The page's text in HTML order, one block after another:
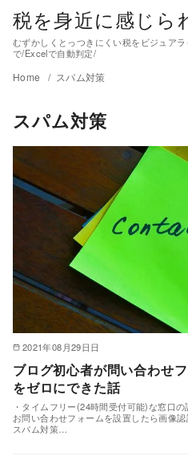
税を身近に感じら
むずかしくとっつきにくい税をビジュア
で/Excelで自動判定/
Home スパム対策
スパム対策
2021年08月29日日
ブログ初心者が問い合わせ
をゼロにできた話
・タイムフリー(24時間受付可能)な窓口
お問い合わせフォームを設置したら画像
スパム対策…